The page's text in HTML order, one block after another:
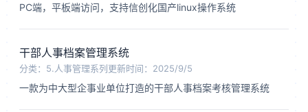
PC端，平板端访问，支持信创化国产linux操作系统
干部人事档案管理系统
分类：5.人事管理系列 更新时间：2025/9/5
一款为中大型企事业单位打造的干部人事档案考核管理系统